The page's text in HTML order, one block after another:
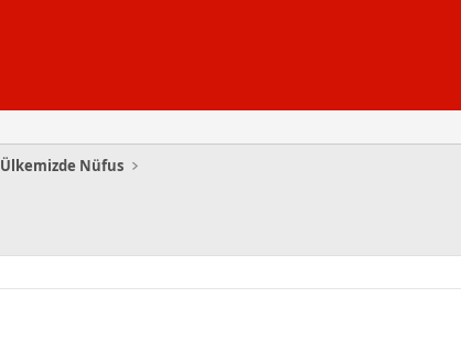
Ülkemizde Nüfus